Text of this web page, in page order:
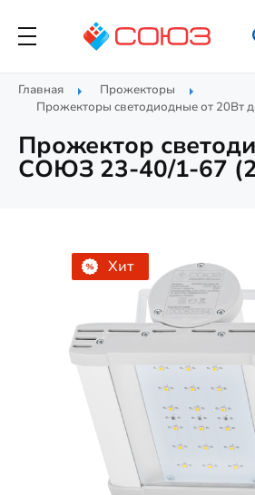
Главная
Прожекторы
Прожекторы cветодиодные от 20Вт
Прожектор
СОЮЗ 23-40/1-67
Хит